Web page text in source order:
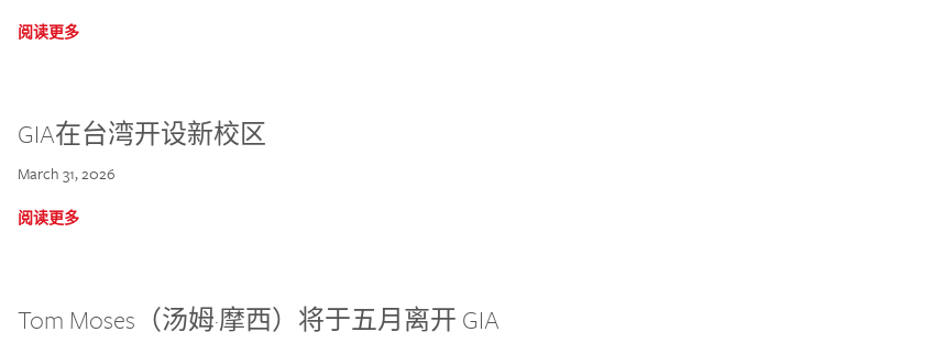
阅读更多
GIA在台湾开设新校区
March 31, 2026
阅读更多
Tom Moses（汤姆·摩西）将于五月离开 GIA